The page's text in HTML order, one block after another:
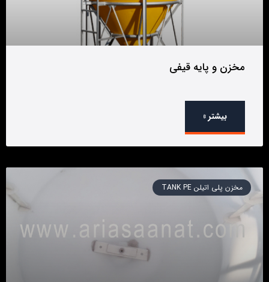
مخزن و پایه قیفی
بیشتر »
مخزن پلی اتیلن TANK PE